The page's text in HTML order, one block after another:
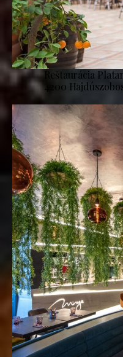
Reštaurácia
4200